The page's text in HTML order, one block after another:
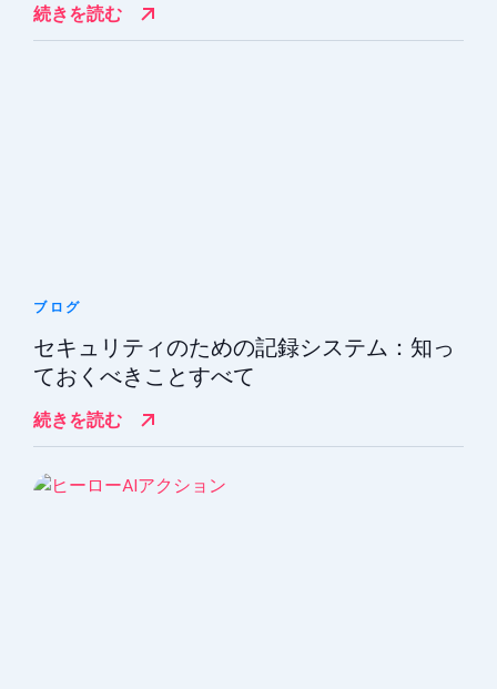
続きを読む
ブログ
セキュリティのための記録システム：知っ
ておくべきことすべて
続きを読む